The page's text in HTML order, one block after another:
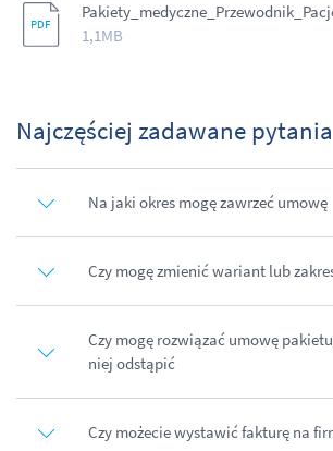
1,1MB
Najczęściej zadawane pytania
Na jaki okres mogę zawrzeć umowę
Czy mogę zmienić wariant lub
Czy mogę rozwiązać umowę
niej odstąpić
Czy możecie wystawić fakturę na